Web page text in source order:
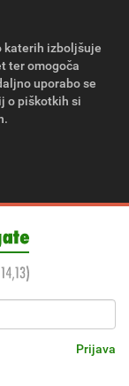
katerih izboljšuje
ter omogoča
uporabo se
o piškotkih si
Prijava